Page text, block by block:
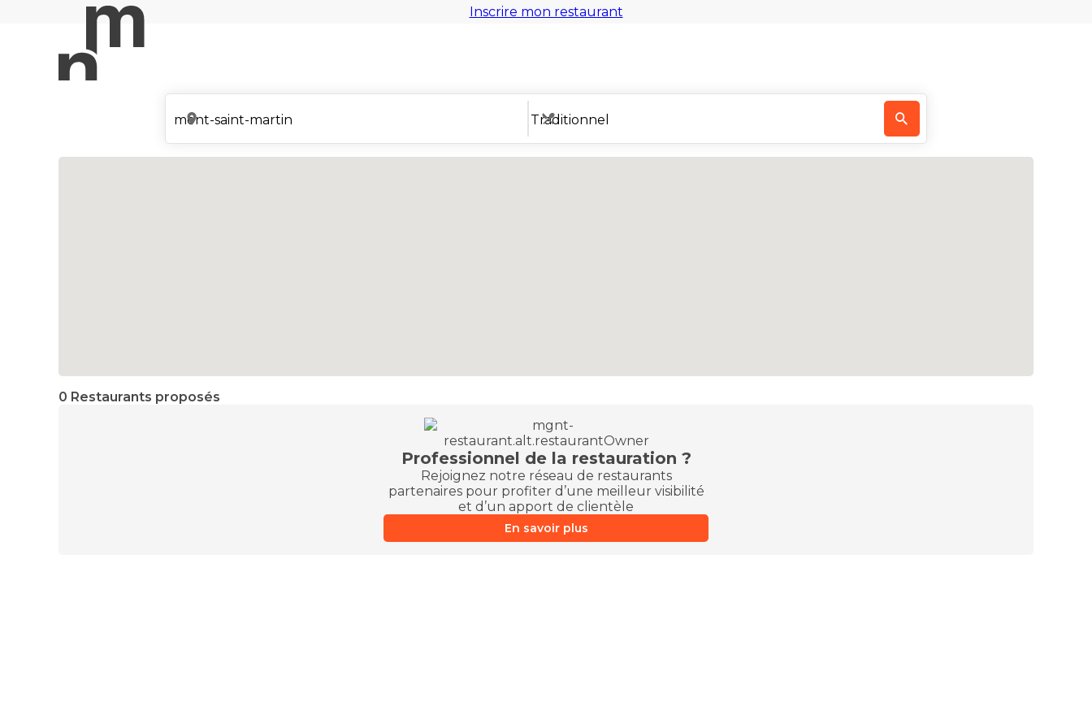
Inscrire mon restaurant
0 Restaurants proposés
Professionnel de la restauration ?
Rejoignez notre réseau de restaurants
partenaires pour profiter d’une meilleur visibilité
et d’un apport de clientèle
En savoir plus